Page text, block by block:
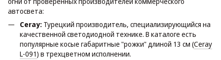
автосвета:
Ceray: Турецкий производитель, специализирующийся на
качественной светодиодной технике. В каталоге есть
популярные косые габаритные "рожки" длиной 13 см (Ceray
L-091) в трехцветном исполнении.